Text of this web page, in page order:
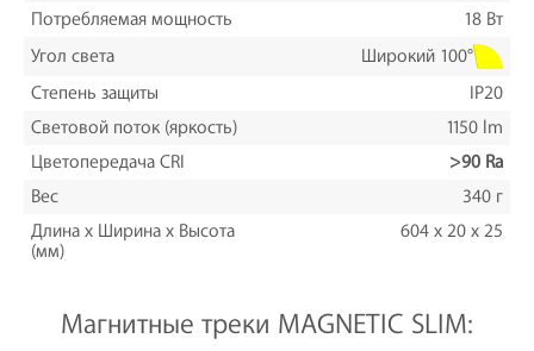
Потребляемая мощность
18 Вт
Угол света
Широкий 100°
Степень защиты
IP20
Световой поток (яркость)
1150 lm
Цветопередача CRI
>90 Ra
Вес
340 г
Длина х Ширина х Высота
(мм)
604 x 20 x 25
Магнитные треки MAGNETIC SLIM: